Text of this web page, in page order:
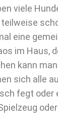
viele
eine
im Haus,
kann
sich alle
fegt oder